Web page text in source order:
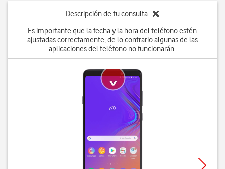
Descripción de tu consulta
Es importante que la fecha y la hora del teléfono estén
ajustadas correctamente, de lo contrario algunas de las
aplicaciones del teléfono no funcionarán.